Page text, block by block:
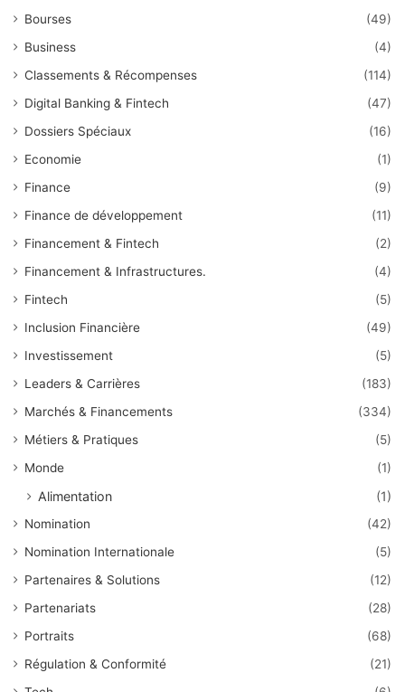
Bourses
(49)
Business
(4)
Classements & Récompenses
(114)
Digital Banking & Fintech
(47)
Dossiers Spéciaux
(16)
Economie
(1)
Finance
(9)
Finance de développement
(11)
Financement & Fintech
(2)
Financement & Infrastructures.
(4)
Fintech
(5)
Inclusion Financière
(49)
Investissement
(5)
Leaders & Carrières
(183)
Marchés & Financements
(334)
Métiers & Pratiques
(5)
Monde
(1)
Alimentation (1)
Nomination
(42)
Nomination Internationale
(5)
Partenaires & Solutions
(12)
Partenariats
(28)
Portraits
(68)
Régulation & Conformité
(21)